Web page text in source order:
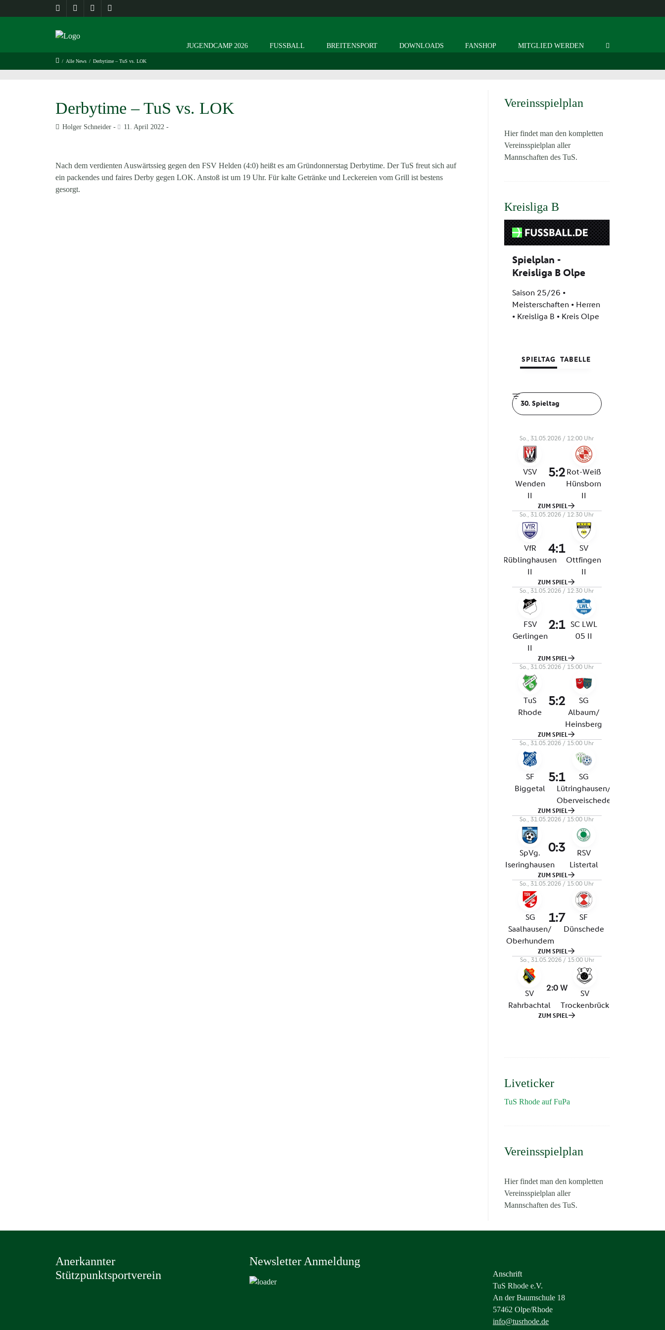
JUGENDCAMP 2026 FUSSBALL BREITENSPORT DOWNLOADS FANSHOP MITGLIED WERDEN
/ Alle News / Derbytime – TuS vs. LOK
Derbytime – TuS vs. LOK
Holger Schneider 11. April 2022
Nach dem verdienten Auswärtssieg gegen den FSV Helden (4:0) heißt es am Gründonnerstag Derbytime. Der TuS freut sich auf
ein packendes und faires Derby gegen LOK. Anstoß ist um 19 Uhr. Für kalte Getränke und Leckereien vom Grill ist bestens
gesorgt.
Vereinsspielplan
Hier findet man den kompletten
Vereinsspielplan aller
Mannschaften des TuS.
Kreisliga B
Liveticker
TuS Rhode auf FuPa
Vereinsspielplan
Hier findet man den kompletten
Vereinsspielplan aller
Mannschaften des TuS.
Anerkannter
Stützpunktsportverein
Newsletter Anmeldung
Anschrift
TuS Rhode e.V.
An der Baumschule 18
57462 Olpe/Rhode
info@tusrhode.de